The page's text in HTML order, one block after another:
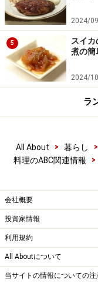
2024/
5
スイ
煮の簡
2024/
ラ
All About > 暮らし >
料理のABC関連情報
>
会社概要
投資家情報
利用規約
All Aboutについて
当サイトの情報についての注